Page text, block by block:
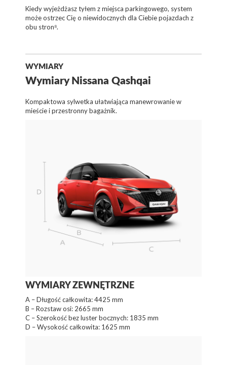
Kiedy wyjeżdżasz tyłem z miejsca parkingowego, system
może ostrzec Cię o niewidocznych dla Ciebie pojazdach z
obu stron⁸.
WYMIARY
Wymiary Nissana Qashqai
Kompaktowa sylwetka ułatwiająca manewrowanie w
mieście i przestronny bagażnik.
WYMIARY ZEWNĘTRZNE
A – Długość całkowita: 4425 mm
B – Rozstaw osi: 2665 mm
C – Szerokość bez luster bocznych: 1835 mm
D – Wysokość całkowita: 1625 mm